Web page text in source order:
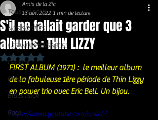
Tous les posts
NOS SORTIES
LES INDISPENSABLES
Général
Blues
Blues Rock
Rock
S'il ne fallait garder que 3
albums : THIN LIZZY
Amis de la Zic
13 avr. 2022 1 min de lecture
Noté NaN étoiles sur 5.
FIRST ALBUM (1971) :  le meilleur album
de la fabuleuse 1ère période de Thin Lizzy
en power trio avec Eric Bell. Un bijou.
https://www.youtube.com/watch?